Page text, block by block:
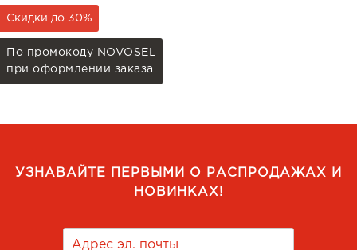
Скидки до 30%
По промокоду NOVOSEL
при оформлении заказа
УЗНАВАЙТЕ ПЕРВЫМИ О РАСПРОДАЖАХ И
НОВИНКАХ!